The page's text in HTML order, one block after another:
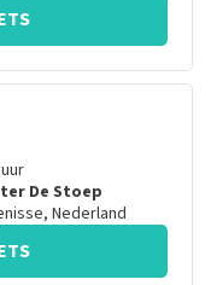
uur
De Stoep
, Nederland